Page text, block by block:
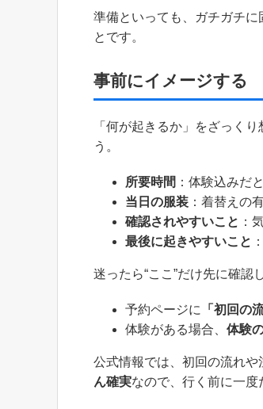
準備といっても、ガチガチ
とです。
事前にイメージする
「何が起きるか」をざっく
う。
所要時間 ：体験込みだ
当日の服装 ：着替えの
確認されやすいこと ：
最後に起きやすいこと
迷ったら“ここ”だけ先に確認
予約ページに 「初回の
体験がある場合、 体験
公式情報では、初回の流れや
ん確実なので、行く前に一